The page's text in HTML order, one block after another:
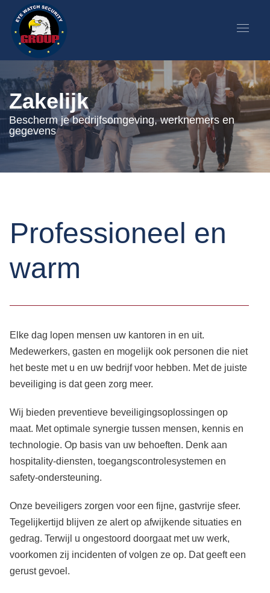
Zakelijk
Bescherm je bedrijfsomgeving, werknemers en
gegevens
Professioneel en
warm
Elke dag lopen mensen uw kantoren in en uit.
Medewerkers, gasten en mogelijk ook personen die niet
het beste met u en uw bedrijf voor hebben. Met de juiste
beveiliging is dat geen zorg meer.
Wij bieden preventieve beveiligingsoplossingen op
maat. Met optimale synergie tussen mensen, kennis en
technologie. Op basis van uw behoeften. Denk aan
hospitality-diensten, toegangscontrolesystemen en
safety-ondersteuning.
Onze beveiligers zorgen voor een fijne, gastvrije sfeer.
Tegelijkertijd blijven ze alert op afwijkende situaties en
gedrag. Terwijl u ongestoord doorgaat met uw werk,
voorkomen zij incidenten of volgen ze op. Dat geeft een
gerust gevoel.